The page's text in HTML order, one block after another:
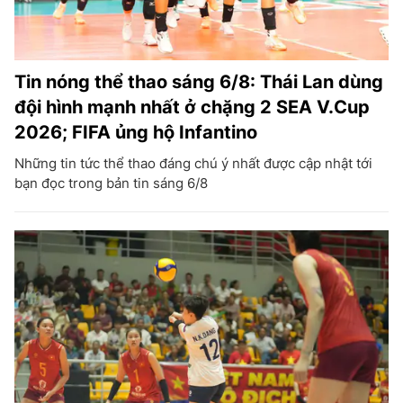
Tin nóng thể thao sáng 6/8: Thái Lan dùng
đội hình mạnh nhất ở chặng 2 SEA V.Cup
2026; FIFA ủng hộ Infantino
Những tin tức thể thao đáng chú ý nhất được cập nhật tới
bạn đọc trong bản tin sáng 6/8